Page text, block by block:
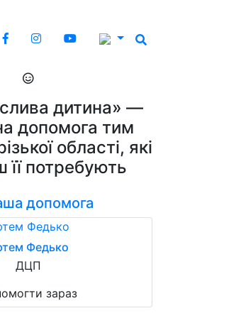
дитина» —
допомога тим
області, які
її потребують
допомога
Федько
ДЦП
зараз